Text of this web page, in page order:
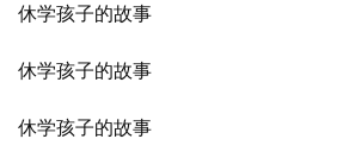
休学孩子的故事
休学孩子的故事
休学孩子的故事